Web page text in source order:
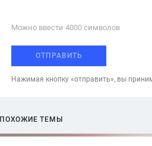
Можно ввести 4000 cимволов
ОТПРАВИТЬ
Нажимая кнопку «отправить», вы
ПОХОЖИЕ ТЕМЫ